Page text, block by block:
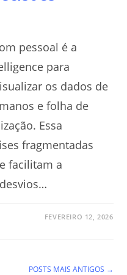
pessoal é a
para
os dados de
e folha de
Essa
fragmentadas
facilitam a
FEVEREIRO 12, 2026
POSTS MAIS ANTIGOS →